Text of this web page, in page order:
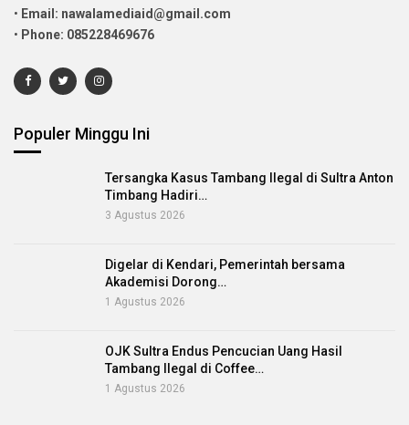
• Email: nawalamediaid@gmail.com
• Phone: 085228469676
Populer Minggu Ini
Tersangka Kasus Tambang Ilegal di Sultra Anton
Timbang Hadiri…
3 Agustus 2026
Digelar di Kendari, Pemerintah bersama
Akademisi Dorong…
1 Agustus 2026
OJK Sultra Endus Pencucian Uang Hasil
Tambang Ilegal di Coffee…
1 Agustus 2026